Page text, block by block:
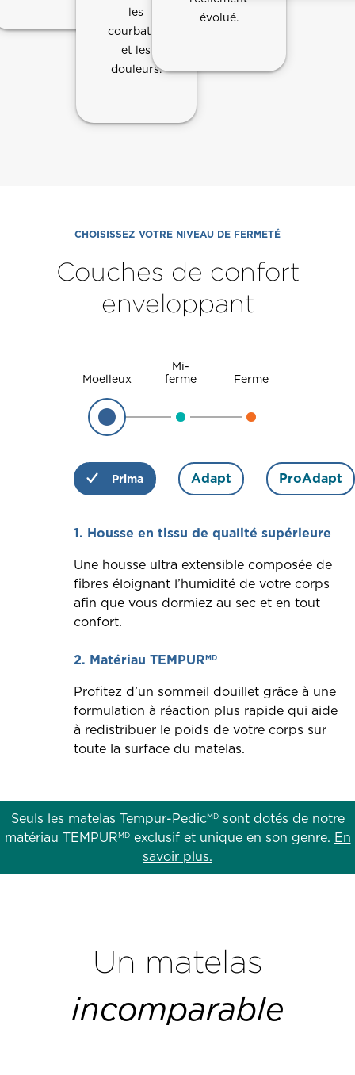
les
courbatures
et les
douleurs.
évolué.
CHOISISSEZ VOTRE NIVEAU DE FERMETÉ
Couches de confort
enveloppant
Moelleux
Mi-
ferme
Ferme
Prima Adapt ProAdapt
1. Housse en tissu de qualité supérieure
Une housse ultra extensible composée de
fibres éloignant l’humidité de votre corps
afin que vous dormiez au sec et en tout
confort.
2. Matériau TEMPURMD
Profitez d’un sommeil douillet grâce à une
formulation à réaction plus rapide qui aide
à redistribuer le poids de votre corps sur
toute la surface du matelas.
Seuls les matelas Tempur-PedicMDsont dotés de notre
matériau TEMPURMDexclusif et unique en son genre. En
savoir plus.
Un matelas
incomparable